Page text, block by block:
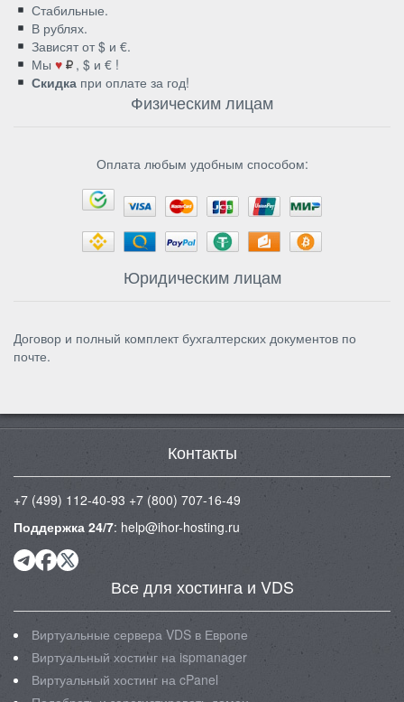
Стабильные.
В рублях.
Зависят от $ и €.
Мы ♥
, $ и € !
Скидкапри оплате за год!
Физическим лицам
Оплата любым удобным способом:
Юридическим лицам
Договор и полный комплект бухгалтерских документов по
почте.
Контакты
+7 (499) 112-40-93 +7 (800) 707-16-49
Поддержка 24/7: help@ihor-hosting.ru
Все для хостинга и VDS
Виртуальные сервера VDS в Европе
Виртуальный хостинг на ispmanager
Виртуальный хостинг на cPanel